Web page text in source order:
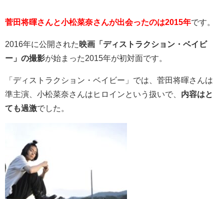
菅田将暉さんと小松菜奈さんが出会ったのは2015年です。
2016年に公開された 映画「ディストラクション・ベイビ
ー」の撮影が始まった2015年が初対面です。
「ディストラクション・ベイビー」では、菅田将暉さんは
準主演、小松菜奈さんはヒロインという扱いで、 内容はと
ても過激でした。